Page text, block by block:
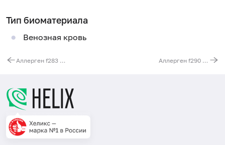
Тип биоматериала
Венозная кровь
Аллерген f283 - орегано, IgE (ImmunoCAP) Аллерген f290 - устрица, IgE (ImmunoCAP)